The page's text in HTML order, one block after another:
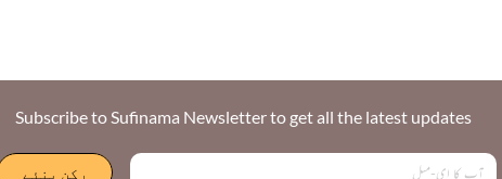
Subscribe to Sufinama Newsletter to get all the latest updates